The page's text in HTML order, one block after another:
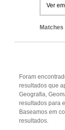
Ver
Foram
resultados que
Geografia,
resultados para
Baseamos em
resultados.